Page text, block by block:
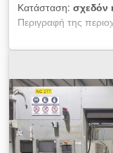
Κατάσταση: σχεδόν
Περιγραφή της
καθαρή παράδοση
(HW) Dkodpfx
R1620 arc HW
ευελιξία και τη
φορτίο. Επιπλέον, το
ειδικά για τη
φορτίο: 8 kg -
- Επαναληψιμότητα